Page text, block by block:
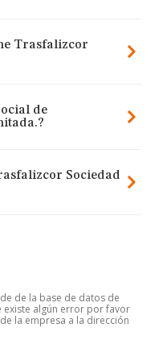
Trasfalizcor
de
Sociedad
de la base de datos de
existe algún error por favor
la empresa a la dirección